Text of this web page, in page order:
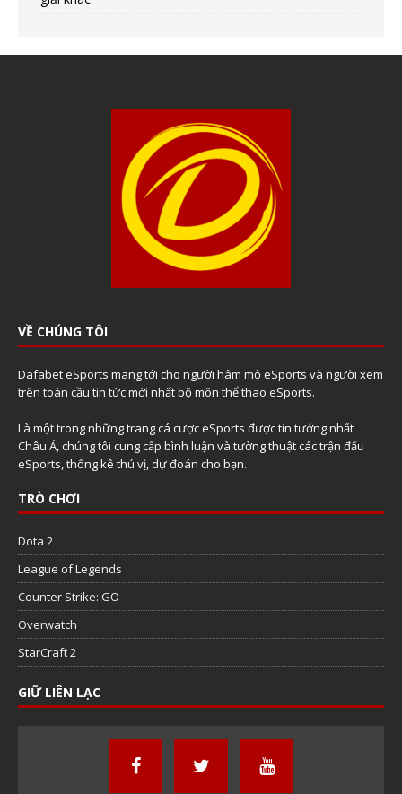
VỀ CHÚNG TÔI
Dafabet eSports mang tới cho người hâm mộ eSports và người xem
trên toàn cầu tin tức mới nhất bộ môn thể thao eSports.
Là một trong những trang cá cược eSports được tin tưởng nhất
Châu Á, chúng tôi cung cấp bình luận và tường thuật các trận đấu
eSports, thống kê thú vị, dự đoán cho bạn.
TRÒ CHƠI
Dota 2
League of Legends
Counter Strike: GO
Overwatch
StarCraft 2
GIỮ LIÊN LẠC